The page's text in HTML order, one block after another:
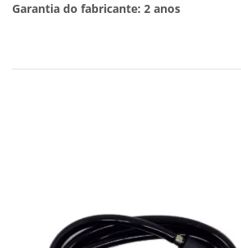
Garantia do fabricante: 2 anos